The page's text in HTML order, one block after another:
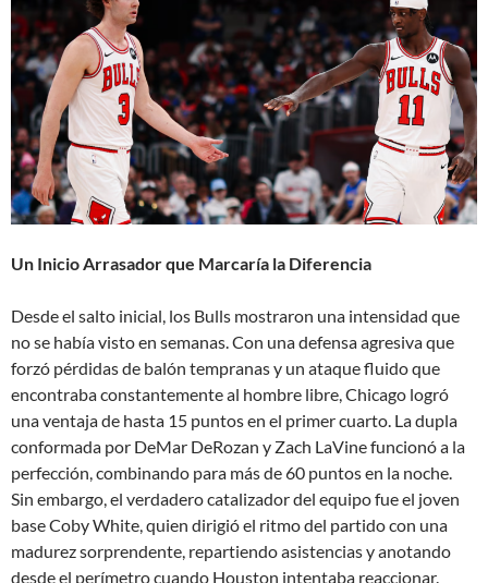
Un Inicio Arrasador que Marcaría la Diferencia
Desde el salto inicial, los Bulls mostraron una intensidad que
no se había visto en semanas. Con una defensa agresiva que
forzó pérdidas de balón tempranas y un ataque fluido que
encontraba constantemente al hombre libre, Chicago logró
una ventaja de hasta 15 puntos en el primer cuarto. La dupla
conformada por DeMar DeRozan y Zach LaVine funcionó a la
perfección, combinando para más de 60 puntos en la noche.
Sin embargo, el verdadero catalizador del equipo fue el joven
base Coby White, quien dirigió el ritmo del partido con una
madurez sorprendente, repartiendo asistencias y anotando
desde el perímetro cuando Houston intentaba reaccionar.